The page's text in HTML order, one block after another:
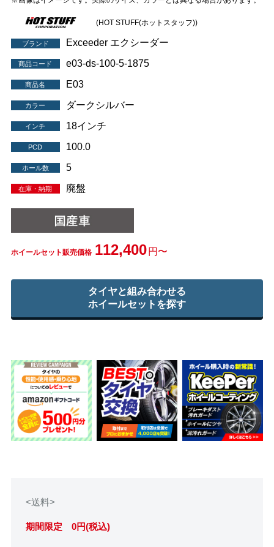
(HOT STUFF(ホットスタッフ))
ブランド Exceeder エクシーダー
商品コード e03-ds-100-5-1875
商品名 E03
カラー ダークシルバー
インチ 18インチ
PCD 100.0
ホール数 5
在庫・納期 廃盤
ホイールセット販売価格 112,400 円〜
タイヤと組み合わせる
ホイールセットを探す
<送料>
期間限定 0円(税込)